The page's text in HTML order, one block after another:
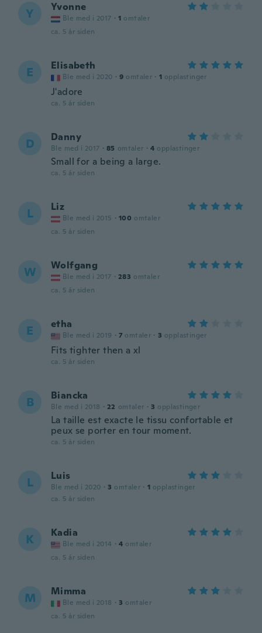
Y Yvonne
Ble med i 2017 · 1 omtaler
ca. 5 år siden
E Elisabeth
Ble med i 2020 · 9 omtaler · 1 opplastinger
J'adore
ca. 5 år siden
D Danny
Ble med i 2017 · 85 omtaler · 4 opplastinger
Small for a being a large.
ca. 5 år siden
L Liz
Ble med i 2015 · 100 omtaler
ca. 5 år siden
W Wolfgang
Ble med i 2017 · 283 omtaler
ca. 5 år siden
E etha
Ble med i 2019 · 7 omtaler · 3 opplastinger
Fits tighter then a xl
ca. 5 år siden
B Biancka
Ble med i 2018 · 22 omtaler · 3 opplastinger
La taille est exacte le tissu confortable et
peux se porter en tour moment.
ca. 5 år siden
L Luis
Ble med i 2020 · 3 omtaler · 1 opplastinger
ca. 5 år siden
K Kadia
Ble med i 2014 · 4 omtaler
ca. 5 år siden
M Mimma
Ble med i 2018 · 3 omtaler
ca. 5 år siden